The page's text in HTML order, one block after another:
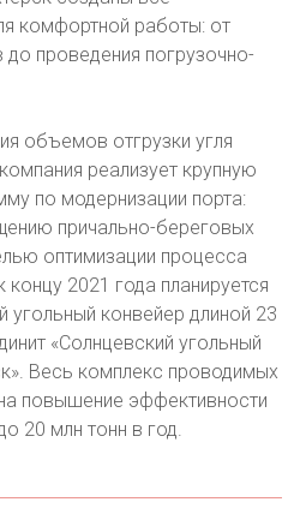
комфортной работы: от
проведения погрузочно-
объемов отгрузки угля
реализует крупную
по модернизации порта:
причально-береговых
оптимизации процесса
2021 года планируется
угольный конвейер длиной 23
«Солнцевский угольный
Весь комплекс проводимых
повышение эффективности
20 млн тонн в год.